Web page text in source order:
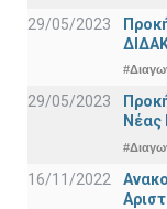
29/05/2023
29/05/2023
Νέας
16/11/2022